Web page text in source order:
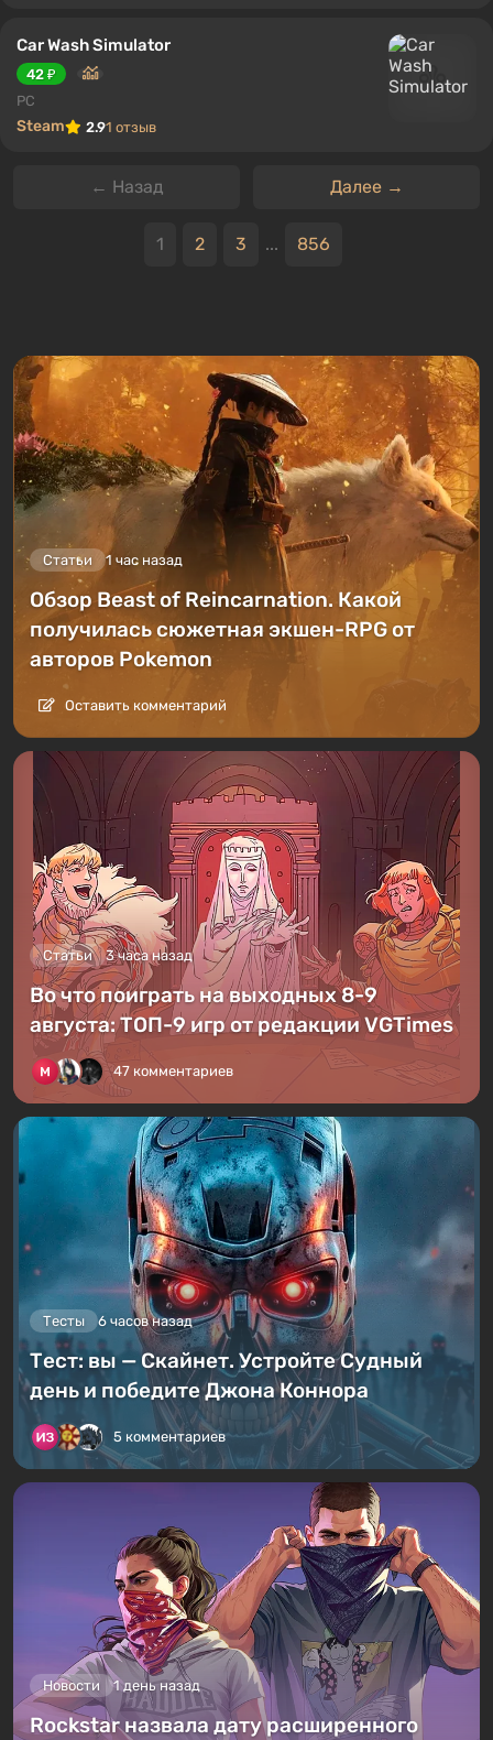
Car Wash Simulator
42 ₽
PC
Steam 2.91 отзыв
← Назад Далее →
1 2 3 ... 856
Статьи 1 час назад
Обзор Beast of Reincarnation. Какой
получилась сюжетная экшен-RPG от
авторов Pokemon
Оставить комментарий
Статьи 3 часа назад
Во что поиграть на выходных 8-9
августа: ТОП-9 игр от редакции VGTimes
47 комментариев
Тесты 6 часов назад
Тест: вы — Скайнет. Устройте Судный
день и победите Джона Коннора
5 комментариев
Новости 1 день назад
Rockstar назвала дату расширенного